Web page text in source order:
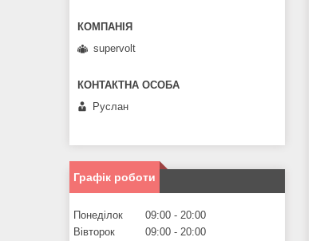
supervolt
Руслан
Графік роботи
Понеділок 09:00
20:00
Вівторок
09:00
20:00